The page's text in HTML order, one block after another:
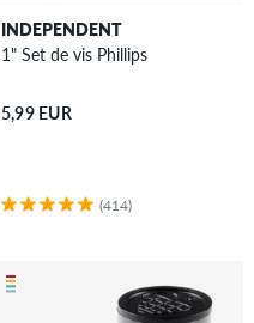
INDEPENDENT
1" Set de vis Phillips
5,99 EUR
(414)